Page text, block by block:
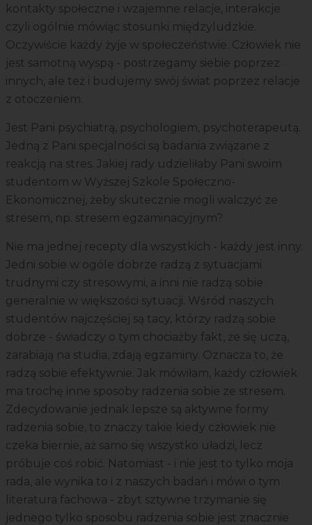
kontakty społeczne i wzajemne relacje, interakcje
czyli ogólnie mówiąc stosunki międzyludzkie.
Oczywiście każdy żyje w społeczeństwie. Człowiek nie
jest samotną wyspą - postrzegamy siebie poprzez
innych, ale też i budujemy swój świat poprzez relacje
z otoczeniem.
Jest Pani psychiatrą, psychologiem, psychoterapeutą.
Jedną z Pani specjalności są badania związane z
reakcją na stres. Jakiej rady udzieliłaby Pani swoim
studentom w Wyższej Szkole Społeczno-
Ekonomicznej, żeby skutecznie mogli walczyć ze
stresem, np. stresem egzaminacyjnym?
Nie ma jednej recepty dla wszystkich - każdy jest inny.
Jedni sobie w ogóle dobrze radzą z sytuacjami
trudnymi czy stresowymi, a inni nie radzą sobie
generalnie w większości sytuacji. Wśród naszych
studentów najczęściej są tacy, którzy radzą sobie
dobrze - świadczy o tym chociażby fakt, że się uczą,
zarabiają na studia, zdają egzaminy. Oznacza to, że
radzą sobie efektywnie. Jak mówiłam, każdy człowiek
ma trochę inne sposoby radzenia sobie ze stresem.
Zdecydowanie jednak lepsze są aktywne formy
radzenia sobie, to znaczy takie kiedy człowiek nie
czeka biernie, aż samo się wszystko uładzi, lecz
próbuje coś robić. Natomiast - i nie jest to tylko moja
rada, ale wynika to i z naszych badań i mówi o tym
literatura fachowa - zbyt sztywne trzymanie się
jednego tylko sposobu radzenia sobie jest znacznie